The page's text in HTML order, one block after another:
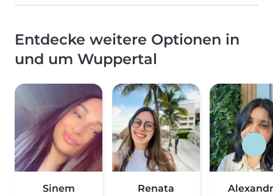
Entdecke weitere Optionen in
und um Wuppertal
Sinem Renata